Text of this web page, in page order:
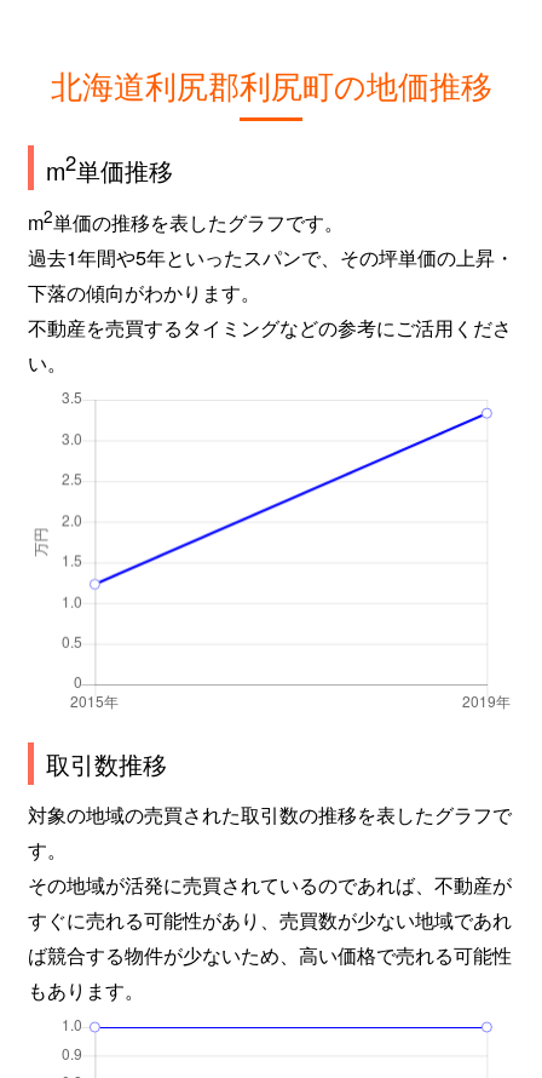
北海道利尻郡利尻町の地価推移
m2単価推移
m2単価の推移を表したグラフです。
過去1年間や5年といったスパンで、その坪単価の上昇・
下落の傾向がわかります。
不動産を売買するタイミングなどの参考にご活用くださ
い。
取引数推移
対象の地域の売買された取引数の推移を表したグラフで
す。
その地域が活発に売買されているのであれば、不動産が
すぐに売れる可能性があり、売買数が少ない地域であれ
ば競合する物件が少ないため、高い価格で売れる可能性
もあります。